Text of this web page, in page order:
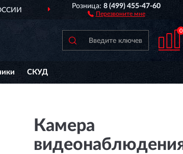
ДОСТАВИМ ПО ВСЕЙ РОССИИ
Розница:8 (499) 455-47-60
Перезвоните мне
0
СКУД
Камера